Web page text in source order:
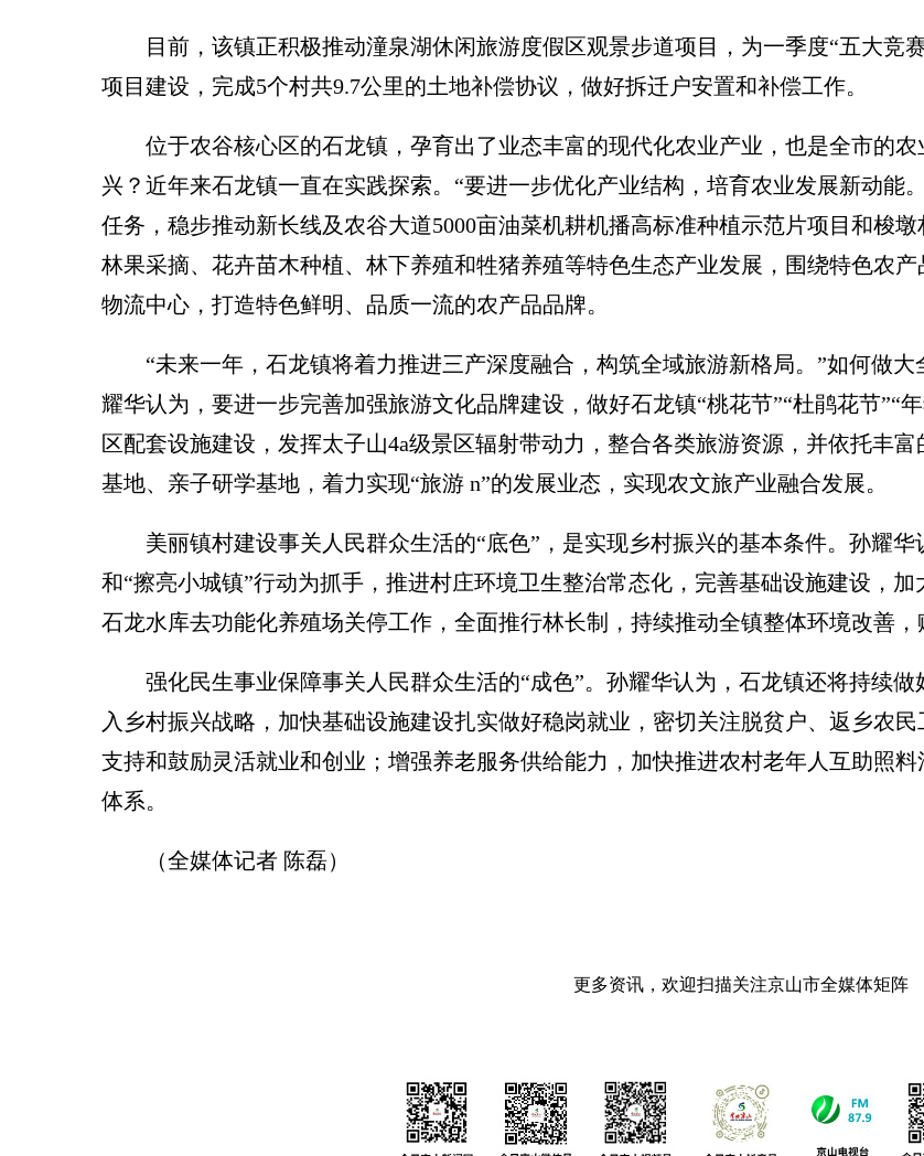
目前，该镇正积极推动潼泉湖休闲旅游度假区观景步道项目，为一季度“五大竞
项目建设，完成5个村共9.7公里的土地补偿协议，做好拆迁户安置和补偿工作。
位于农谷核心区的石龙镇，孕育出了业态丰富的现代化农业产业，也是全市的农
兴？近年来石龙镇一直在实践探索。“要进一步优化产业结构，培育农业发展新动能
任务，稳步推动新长线及农谷大道5000亩油菜机耕机播高标准种植示范片项目和梭
林果采摘、花卉苗木种植、林下养殖和牲猪养殖等特色生态产业发展，围绕特色农
物流中心，打造特色鲜明、品质一流的农产品品牌。
“未来一年，石龙镇将着力推进三产深度融合，构筑全域旅游新格局。”如何做大
耀华认为，要进一步完善加强旅游文化品牌建设，做好石龙镇“桃花节”“杜鹃花节”“
区配套设施建设，发挥太子山4a级景区辐射带动力，整合各类旅游资源，并依托丰
基地、亲子研学基地，着力实现“旅游 n”的发展业态，实现农文旅产业融合发展。
美丽镇村建设事关人民群众生活的“底色”，是实现乡村振兴的基本条件。孙耀华
和“擦亮小城镇”行动为抓手，推进村庄环境卫生整治常态化，完善基础设施建设，
石龙水库去功能化养殖场关停工作，全面推行林长制，持续推动全镇整体环境改善，
强化民生事业保障事关人民群众生活的“成色”。孙耀华认为，石龙镇还将持续做
入乡村振兴战略，加快基础设施建设扎实做好稳岗就业，密切关注脱贫户、返乡农
支持和鼓励灵活就业和创业；增强养老服务供给能力，加快推进农村老年人互助照
体系。
（全媒体记者 陈磊）
更多资讯，欢迎扫描关注京山市全媒体矩阵